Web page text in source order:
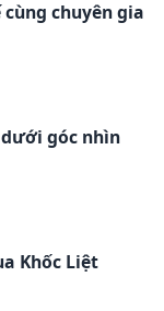
chuyên gia
góc nhìn
Khốc Liệt